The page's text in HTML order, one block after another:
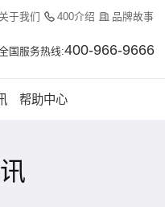
关于我们 400介绍 品牌故事
国服务热线:400-966-9666
帮助中心